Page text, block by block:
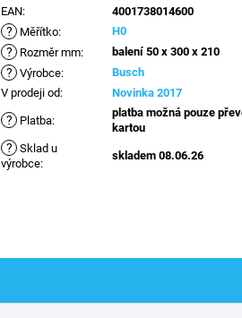
EAN: 4001738014600
? Měřítko: H0
? Rozměr mm: balení 50 x 300 x 210
? Výrobce:
Busch
V prodeji od: Novinka 2017
? Platba:
platba možná pouze
kartou
? Sklad u
výrobce:
skladem 08.06.26